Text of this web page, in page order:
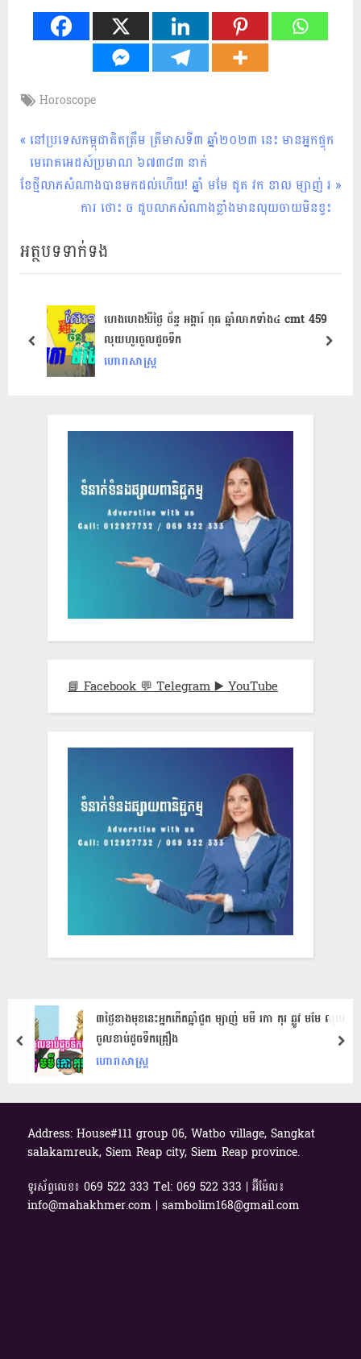
ហោរាTags:
Horoscope
Post
navigation
P
r
e
o
u
o
នៅប្រទេសកម្ពុជាគិតត្រឹម ត្រីមាសទី៣ ឆ្នាំ២០២៣ នេះ មានអ្នកផ្ទុក
មេរោគអេដស៍ប្រមាណ ៦៧​៣៨៣ នាក់
N
t
P
ខែថ្មីលាភសំណាងបានមកដល់ហើយ! ឆ្នាំ មមែ ជូត វក ខាល ម្សាញ់ រ
ការ ថោះ ច ជួបលាភសំណាងខ្លាំងមានលុយចាយមិនខ្វះ
អត្ថបទទាក់ទង
ហេងហេង!បីថ្ងៃ ច័ន្ទ អង្គារ៍ ពុធ ​ឆ្នាំលាភទាំង​៤ cmt 459
លុយហូរចូលដូចទឹក
ហោរាសាស្ត្រ
prev next
📘 Facebook💬 Telegram▶️ YouTube
៣ថ្ងៃខាងមុខនេះអ្នកកើតឆ្នាំជូត ម្សាញ់ មមី រកា កុរ ឆ្លូវ មមែ លុយ​
ចូល​ខាប់​ដូច​ទឹកគ្រឿង
ហោរាសាស្ត្រ
prev
Address: House#111 group 06, Watbo village, Sangkat
salakamreuk, Siem Reap city, Siem Reap province.
ទូរស័ព្ទលេខ៖ 069​ 522 333 Tel: 069 522 333 | អ៊ីម៉ែល៖
info@mahakhmer.com | sambolim168@gmail.com